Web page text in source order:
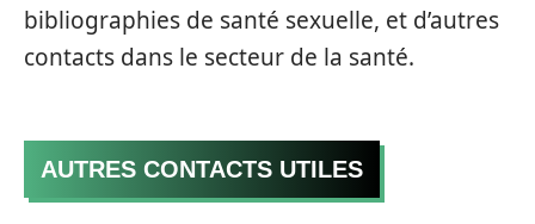
bibliographies de santé sexuelle, et d’autres
contacts dans le secteur de la santé.
AUTRES CONTACTS UTILES